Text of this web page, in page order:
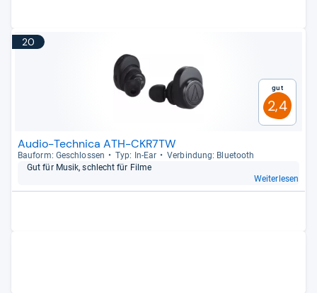
20
Gut
2,4
Audio-Technica ATH-CKR7TW
Bau­form: Geschlos­sen Typ: In-​Ear
Ver­bin­dung: Blue­tooth
Gut für Musik, schlecht für Filme
Weiterlesen